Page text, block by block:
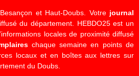
et Haut-Doubs. Votre journal
du département. HEBDO25 est un
locales de proximité diffusé
chaque semaine en points de
locaux et en boîtes aux lettres sur
du Doubs.